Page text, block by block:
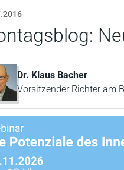
Dr. Klaus Bacher
Vorsitzender Richter am